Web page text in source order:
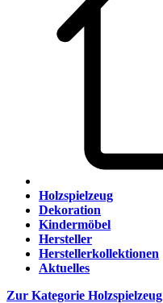
Holzspielzeug
Dekoration
Kindermöbel
Hersteller
Herstellerkollektionen
Aktuelles
Zur Kategorie Holzspielzeug